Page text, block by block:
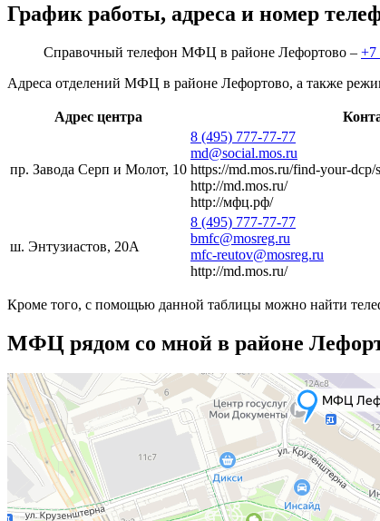
График работы, адреса и номер
Справочный телефон МФЦ в районе Лефортово – +7
Адреса отделений МФЦ в районе Лефортово, а также
Адрес центра
пр. Завода Серп и Молот, 10
8 (495) 777-77-77
md@social.mos.ru
https://md.mos.ru/find-your-
http://md.mos.ru/
http://мфц.рф/
ш. Энтузиастов, 20А
8 (495) 777-77-77
bmfc@mosreg.ru
mfc-reutov@mosreg.ru
http://md.mos.ru/
Кроме того, с помощью данной таблицы можно найти
МФЦ рядом со мной в районе